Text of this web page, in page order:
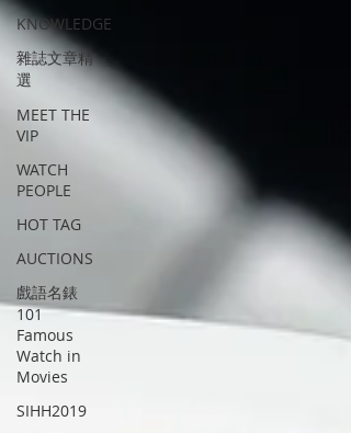
KNOWLEDGE
雜誌文章精
選
MEET THE
VIP
WATCH
PEOPLE
HOT TAG
AUCTIONS
戲語名錶
101
Famous
Watch in
Movies
SIHH2019